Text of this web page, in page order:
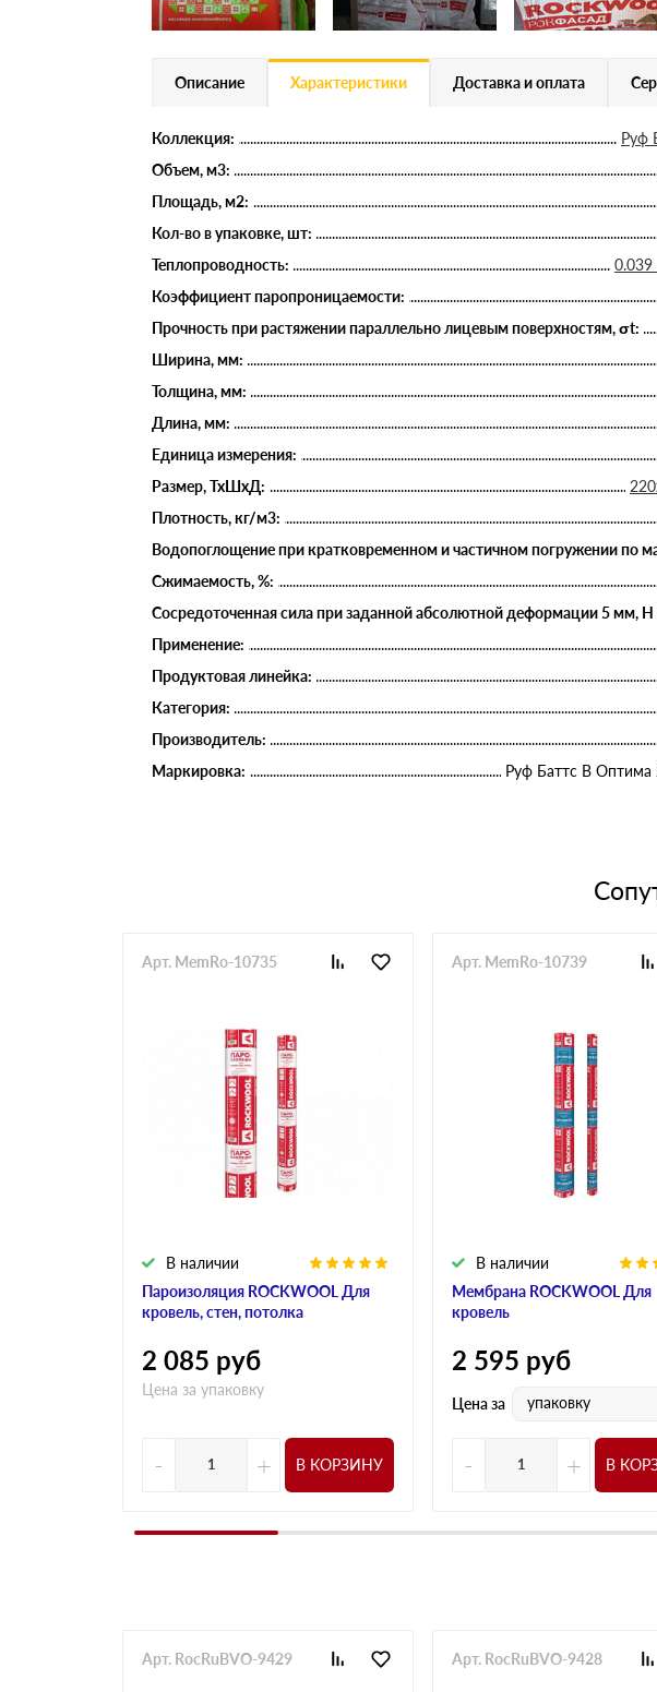
Описание Характеристики Доставка и оплата
Коллекция:
Руф
Объем, м3:
Площадь, м2:
Кол-во в упаковке, шт:
Теплопроводность:
0.039
Коэффициент паропроницаемости:
Прочность при растяжении параллельно лицевым поверхностям, σt:
Ширина, мм:
Толщина, мм:
Длина, мм:
Единица измерения:
Размер, ТхШхД:
Плотность, кг/м3:
Водопоглощение при кратковременном и частичном погружении по
Сжимаемость, %:
Сосредоточенная сила при заданной абсолютной деформации 5 мм, Н
Применение:
Продуктовая линейка:
Категория:
Производитель:
Маркировка:
Руф Баттс В Оптима
Пароизоляция ROCKWOOL Для
кровель, стен, потолка
В наличии
Арт. MemRo-10735
2 085 руб
Цена за упаковку
- + В КОРЗИНУ
Мембрана ROCKWOOL Для
кровель
В наличии
Арт. MemRo-10739
2 595 руб
Цена за упаковку
- + В
Арт. RocRuBVO-9429 Арт. RocRuBVO-9428